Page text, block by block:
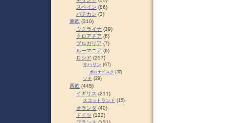
スペイン (86)
バチカン (3)
東欧 (310)
ウクライナ (39)
クロアチア (6)
ブルガリア (7)
ルーマニア (6)
ロシア (257)
サハリン (67)
ポロナイスク (37)
ソチ (29)
西欧 (445)
イギリス (211)
スコットランド (15)
オランダ (40)
ドイツ (122)